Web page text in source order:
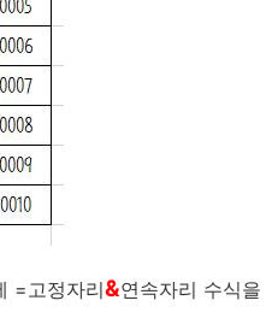
=고정자리&연속자리 수식을